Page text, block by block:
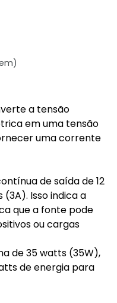
a tensão
em uma tensão
uma corrente
de saída de 12
Isso indica a
que a fonte pode
ou cargas
de 35 watts (35W),
de energia para